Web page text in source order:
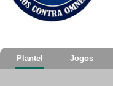
Plantel Jogos